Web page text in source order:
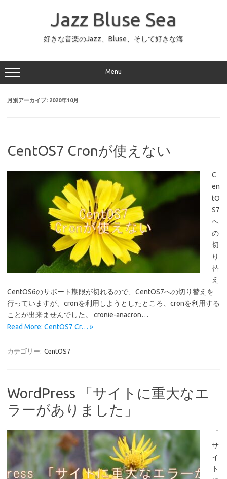
ッ
プ
Jazz Bluse Sea
好きな音楽のJazz、Bluse、そして好きな海
Menu
月別アーカイブ: 2020年10月
CentOS7 Cronが使えない
C
en
tO
S7
へ
の
切
り
替
え
CentOS6のサポート期限が切れるので、CentOS7への切り替えを
行っていますが、cronを利用しようとしたところ、cronを利用する
ことが出来ませんでした。 cronie-anacron…
Read More: CentOS7 Cr… »
カテゴリー: CentOS7
WordPress 「サイトに重大なエ
ラーがありました」
「
サ
イ
ト